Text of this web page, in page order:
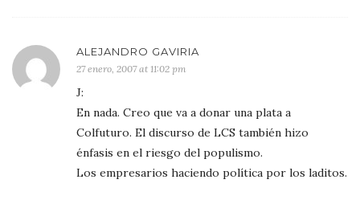
ALEJANDRO GAVIRIA
27 enero, 2007 at 11:02 pm
J:
En nada. Creo que va a donar una plata a
Colfuturo. El discurso de LCS también hizo
énfasis en el riesgo del populismo.
Los empresarios haciendo política por los laditos.